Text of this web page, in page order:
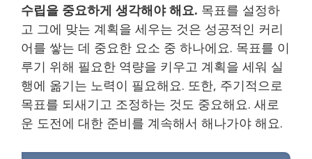
수립을 중요하게 생각해야 해요. 목표를 설정하
고 그에 맞는 계획을 세우는 것은 성공적인 커리
어를 쌓는 데 중요한 요소 중 하나에요. 목표를 이
루기 위해 필요한 역량을 키우고 계획을 세워 실
행에 옮기는 노력이 필요해요. 또한, 주기적으로
목표를 되새기고 조정하는 것도 중요해요. 새로
운 도전에 대한 준비를 계속해서 해나가야 해요.